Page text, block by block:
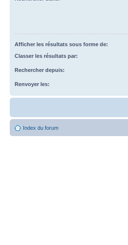
Afficher les résultats sous forme de:
Classer les résultats par:
Rechercher depuis:
Renvoyer les:
Index du forum